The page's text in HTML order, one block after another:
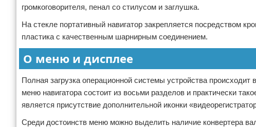
громкоговорителя, пенал со стилусом и заглушка.
На стекле портативный навигатор закрепляется посредством
пластика с качественным шарнирным соединением.
О меню и дисплее
Полная загрузка операционной системы устройства
меню навигатора состоит из восьми разделов и практически
является присутствие дополнительной иконки
Среди достоинств меню можно выделить наличие конвертера